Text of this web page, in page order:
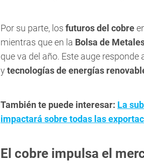
Por su parte, los futuros del cobre
mientras que en la Bolsa de
que va del año. Este auge
y tecnologías de energías
También te puede interesar: La
impactará sobre todas las
El cobre impulsa el